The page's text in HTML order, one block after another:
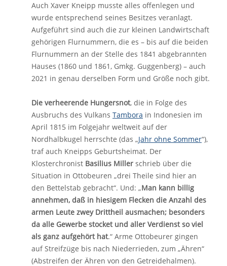
Auch Xaver Kneipp musste alles offenlegen und
wurde entsprechend seines Besitzes veranlagt.
Aufgeführt sind auch die zur kleinen Landwirtschaft
gehörigen Flurnummern, die es – bis auf die beiden
Flurnummern an der Stelle des 1841 abgebrannten
Hauses (1860 und 1861, Gmkg. Guggenberg) – auch
2021 in genau derselben Form und Größe noch gibt.
Die verheerende Hungersnot, die in Folge des
Ausbruchs des Vulkans Tambora in Indonesien im
April 1815 im Folgejahr weltweit auf der
Nordhalbkugel herrschte (das „Jahr ohne Sommer“),
traf auch Kneipps Geburtsheimat. Der
Klosterchronist Basilius Miller schrieb über die
Situation in Ottobeuren „drei Theile sind hier an
den Bettelstab gebracht“. Und: „Man kann billig
annehmen, daß in hiesigem Flecken die Anzahl des
armen Leute zwey Drittheil ausmachen; besonders
da alle Gewerbe stocket und aller Verdienst so viel
als ganz aufgehört hat.“ Arme Ottobeurer gingen
auf Streifzüge bis nach Niederrieden, zum „Ähren“
(Abstreifen der Ähren von den Getreidehalmen).